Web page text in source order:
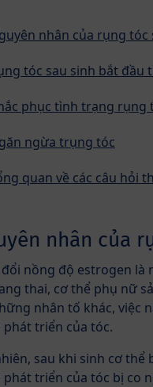
nhân của rụng tóc
tóc sau sinh bắt đầu
phục tình trạng rụng
ngừa trụng tóc
quan về các câu hỏi
nhân của
đổi nồng độ estrogen là
thai, cơ thể phụ nữ
nhân tố khác, việc
phát triển của tóc.
sau khi sinh cơ
phát triển của tóc bị co